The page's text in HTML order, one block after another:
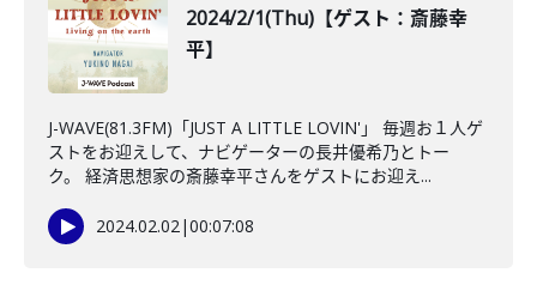
2024/2/1(Thu)【ゲスト：斎藤幸
平】
J-WAVE(81.3FM)「JUST A LITTLE LOVIN'」 毎週お１人ゲ
ストをお迎えして、ナビゲーターの長井優希乃とトー
ク。 経済思想家の斎藤幸平さんをゲストにお迎え...
2024.02.02|00:07:08